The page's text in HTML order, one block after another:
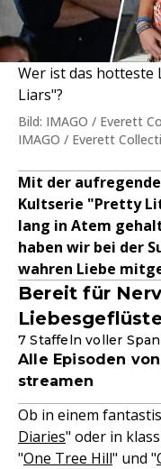
Wer ist das hotteste
Liars"?
Bild: IMAGO / Everett
IMAGO / Everett
Mit der
Kultserie "Pretty
lang in Atem
haben wir bei der
wahren Liebe
Bereit für
7 Staffeln voller
Alle Episoden
streamen
Ob in einem
Diaries" oder in
"One Tree Hill" und "